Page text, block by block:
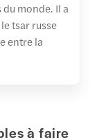
monde. Il a
tsar russe
entre la
à faire